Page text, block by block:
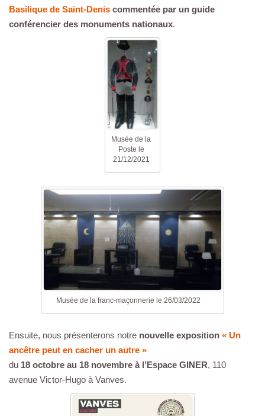
Basilique de Saint-Denis commentée par un guide
conférencier des monuments nationaux.
Musée de la
Poste le
21/12/2021
Musée de la franc-maçonnerie le 26/03/2022
Ensuite, nous présenterons notre nouvelle exposition « Un
ancêtre peut en cacher un autre »
du 18 octobre au 18 novembre à l’Espace GINER, 110
avenue Victor-Hugo à Vanves.